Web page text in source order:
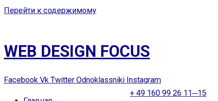
Перейти к содержимому
WEB DESIGN FOCUS
Facebook Vk Twitter Odnoklassniki Instagram
+ 49 160 99 26 11─15